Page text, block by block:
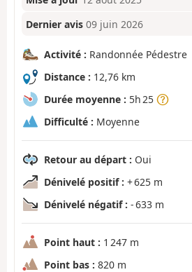
Dernier avis 09 juin 2026
Activité : Randonnée Pédestre
Distance : 12,76 km
Durée moyenne : 5h 25
Difficulté : Moyenne
Retour au départ : Oui
Dénivelé positif : + 625 m
Dénivelé négatif : - 633 m
Point haut : 1 247 m
Point bas : 820 m